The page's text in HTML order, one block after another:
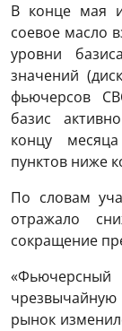
В конце мая
соевое масло
уровни
значений
фьючерсов
базис
концу
пунктов ниже
По словам
отражало
сокращение
чрезвычайную
рынок